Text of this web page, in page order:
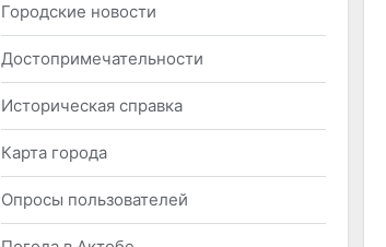
Городские новости
Достопримечательности
Историческая справка
Карта города
Опросы пользователей